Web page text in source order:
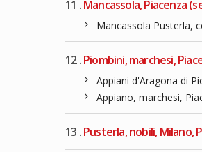
11 .Mancassola, Piacenza
Mancassola Pusterla,
12 .Piombini, marchesi,
Appiani d'Aragona di
Appiano, marchesi,
13 .Pusterla, nobili, Milano,